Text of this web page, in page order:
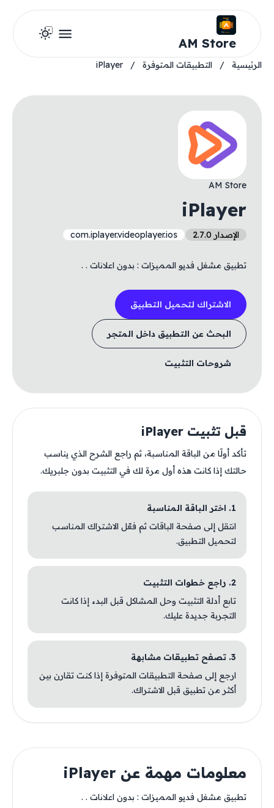
AM Store
الرئيسية / التطبيقات المتوفرة /
iPlayer
AM Store
iPlayer
الإصدار 2.7.0 com.iplayer.videoplayer.ios
تطبيق مشغل فديو المميزات : بدون اعلانات . .
الاشتراك لتحميل التطبيق
البحث عن التطبيق داخل المتجر
شروحات التثبيت
قبل تثبيت iPlayer
تأكد أولًا من الباقة المناسبة، ثم راجع الشرح الذي يناسب
حالتك إذا كانت هذه أول مرة لك في التثبيت بدون جلبريك.
1. اختر الباقة المناسبة
انتقل إلى صفحة الباقات ثم فعّل الاشتراك المناسب
لتحميل التطبيق.
2. راجع خطوات التثبيت
تابع أدلة التثبيت وحل المشاكل قبل البدء إذا كانت
التجربة جديدة عليك.
3. تصفح تطبيقات مشابهة
ارجع إلى صفحة التطبيقات المتوفرة إذا كنت تقارن بين
أكثر من تطبيق قبل الاشتراك.
معلومات مهمة عن iPlayer
تطبيق مشغل فديو المميزات : بدون اعلانات . .